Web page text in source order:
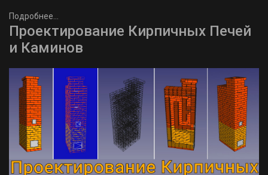
Подробнее...
Проектирование Кирпичных Печей
и Каминов